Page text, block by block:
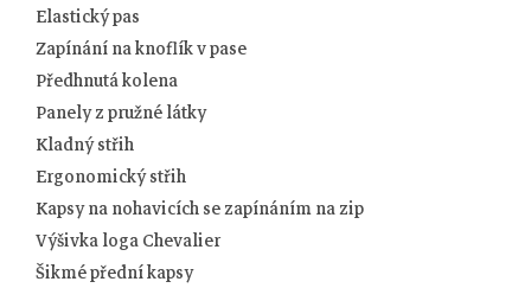
Elastický pas
Zapínání na knoflík v pase
Předhnutá kolena
Panely z pružné látky
Kladný střih
Ergonomický střih
Kapsy na nohavicích se zapínáním na zip
Výšivka loga Chevalier
Šikmé přední kapsy